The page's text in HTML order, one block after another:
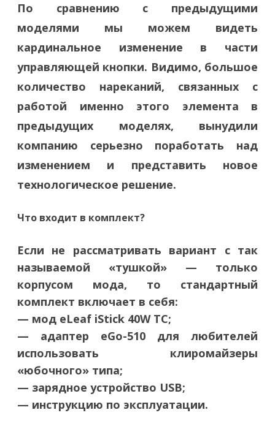
По сравнению с предыдущими
моделями мы можем видеть
кардинальное изменение в части
управляющей кнопки. Видимо, большое
количество нареканий, связанных с
работой именно этого элемента в
предыдущих моделях, вынудили
компанию серьезно поработать над
изменением и представить новое
технологическое решение.
Что входит в комплект?
Если не рассматривать вариант с так
называемой «тушкой» — только
корпусом мода, то стандартный
комплект включает в себя:
— мод eLeaf iStick 40W TC;
— адаптер eGo-510 для любителей
использовать клиромайзеры
«юбочного» типа;
— зарядное устройство USB;
— инструкцию по эксплуатации.